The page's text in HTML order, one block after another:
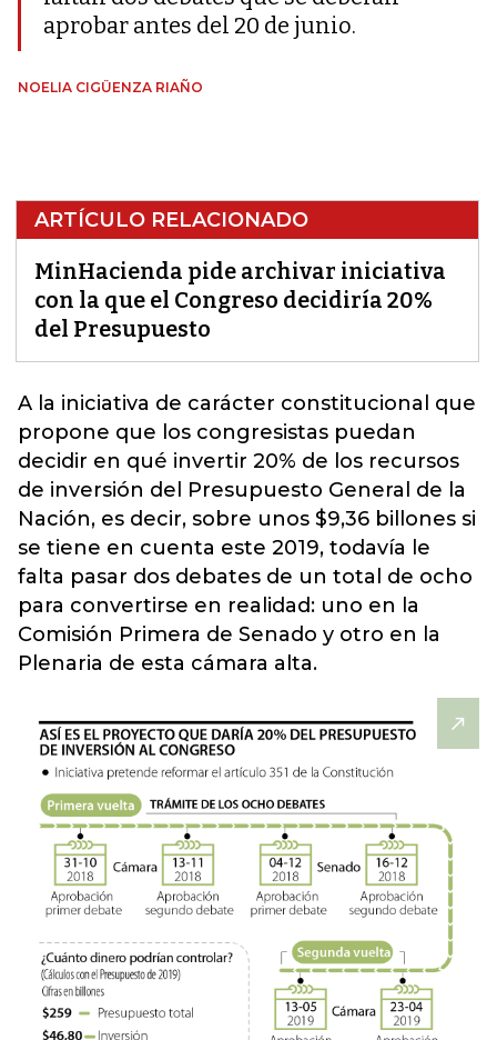
aprobar antes del 20 de junio.
NOELIA CIGÜENZA RIAÑO
ARTÍCULO RELACIONADO
MinHacienda pide archivar iniciativa
con la que el Congreso decidiría 20%
del Presupuesto
A la iniciativa de carácter constitucional que
propone que los congresistas puedan
decidir en qué invertir 20% de los recursos
de inversión del Presupuesto General de la
Nación, es decir, sobre unos $9,36 billones si
se tiene en cuenta este 2019, todavía le
falta pasar dos debates de un total de ocho
para convertirse en realidad: uno en la
Comisión Primera de Senado y otro en la
Plenaria de esta cámara alta.